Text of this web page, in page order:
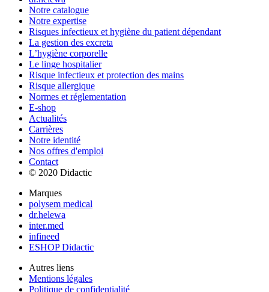
Notre catalogue
Notre expertise
Risques infectieux et hygiène du patient dépendant
La gestion des excreta
L’hygiène corporelle
Le linge hospitalier
Risque infectieux et protection des mains
Risque allergique
Normes et réglementation
E-shop
Actualités
Carrières
Notre identité
Nos offres d'emploi
Contact
© 2020 Didactic
Marques
polysem medical
dr.helewa
inter.med
infineed
ESHOP Didactic
Autres liens
Mentions légales
Politique de confidentialité